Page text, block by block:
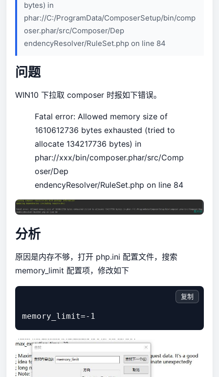
bytes) in
phar://C:/ProgramData/ComposerSetup/bin/comp
oser.phar/src/Composer/Dep
endencyResolver/RuleSet.php on line 84
问题
WIN10 下拉取 composer 时报如下错误。
Fatal error: Allowed memory size of
1610612736 bytes exhausted (tried to
allocate 134217736 bytes) in
phar://xxx/bin/composer.phar/src/Comp
oser/Dep
endencyResolver/RuleSet.php on line 84
分析
原因是内存不够，打开 php.ini 配置文件，搜索
memory_limit 配置项，修改如下
复制